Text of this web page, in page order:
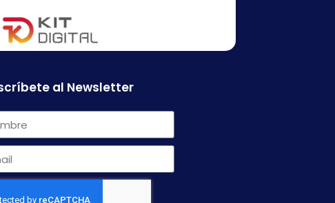
al Newsletter